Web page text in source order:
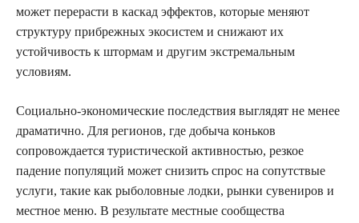
может перерасти в каскад эффектов, которые меняют
структуру прибрежных экосистем и снижают их
устойчивость к штормам и другим экстремальным
условиям.
Социально-экономические последствия выглядят не менее
драматично. Для регионов, где добыча коньков
сопровождается туристической активностью, резкое
падение популяций может снизить спрос на сопутствые
услуги, такие как рыболовные лодки, рынки сувениров и
местное меню. В результате местные сообщества